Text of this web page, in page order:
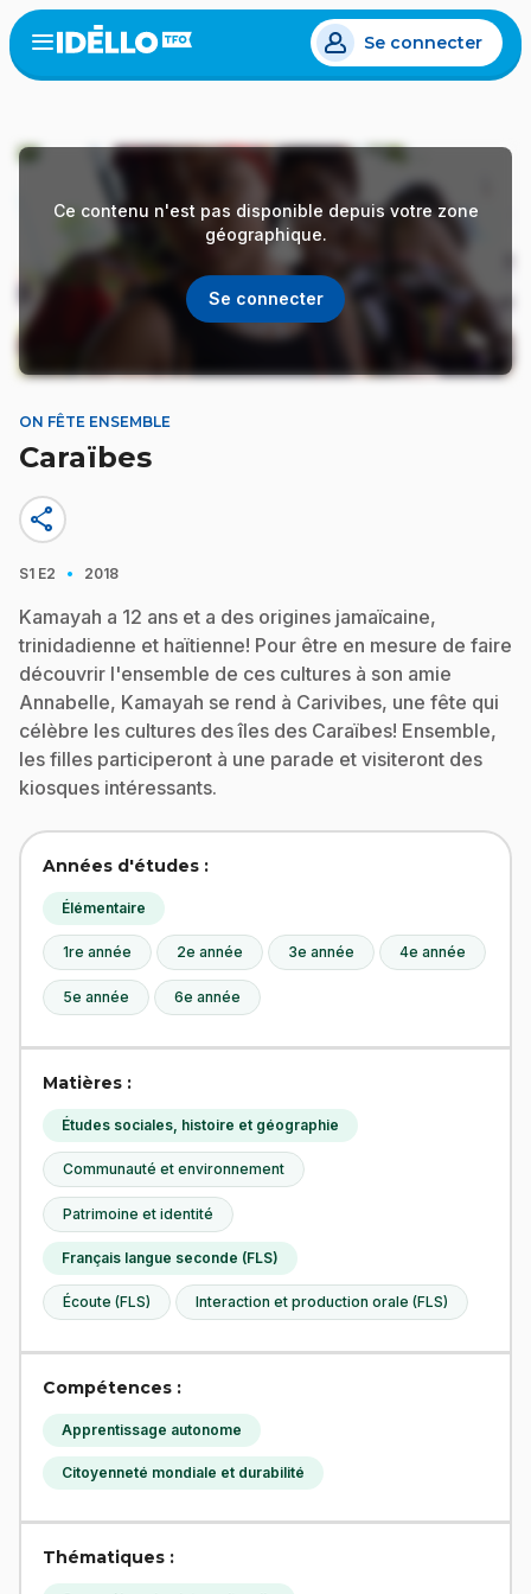
Aller
au
contenu
Open
menu
Se connecter
Ce contenu n'est pas disponible depuis votre zone
géographique.
Se connecter
ON FÊTE ENSEMBLE
Caraïbes
share
S1 E2 · 2018
Kamayah a 12 ans et a des origines jamaïcaine,
trinidadienne et haïtienne! Pour être en mesure de faire
découvrir l'ensemble de ces cultures à son amie
Annabelle, Kamayah se rend à Carivibes, une fête qui
célèbre les cultures des îles des Caraïbes! Ensemble,
les filles participeront à une parade et visiteront des
kiosques intéressants.
Années d'études :
Élémentaire
1re année 2e année 3e année 4e année
5e année 6e année
Matières :
Études sociales, histoire et géographie
Communauté et environnement
Patrimoine et identité
Français langue seconde (FLS)
Écoute (FLS) Interaction et production orale (FLS)
Compétences :
Apprentissage autonome
Citoyenneté mondiale et durabilité
Thématiques :